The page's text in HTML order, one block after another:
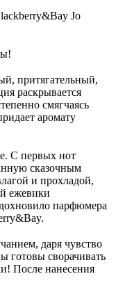
Jo
притягательный,
раскрывается
смягчаясь
аромату
С первых нот
сказочным
и прохладой,
ежевики
парфюмера
даря чувство
готовы сворачивать
После нанесения